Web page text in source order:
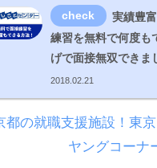
実績豊
練習を無料で何度も
げで面接無双できま
2018.02.21
都の就職支援施設！東
ヤングコーナ